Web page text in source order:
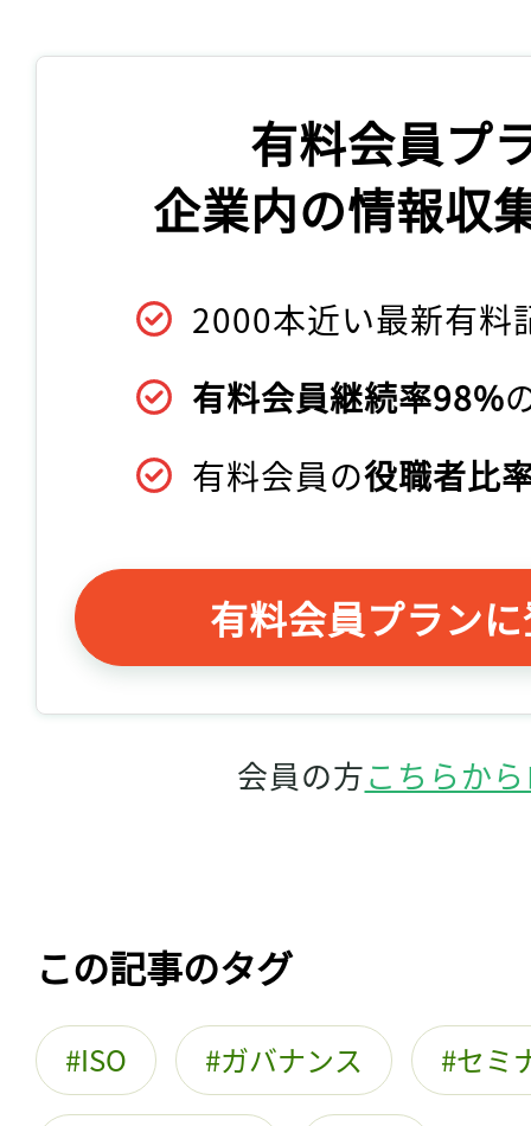
有料会員プ
企業内の情報収
2000本近い最新有料
有料会員継続率98%
有料会員の役職者比
有料会員プラン
会員の方こちらか
この記事のタグ
ISO ガバナンス セミ